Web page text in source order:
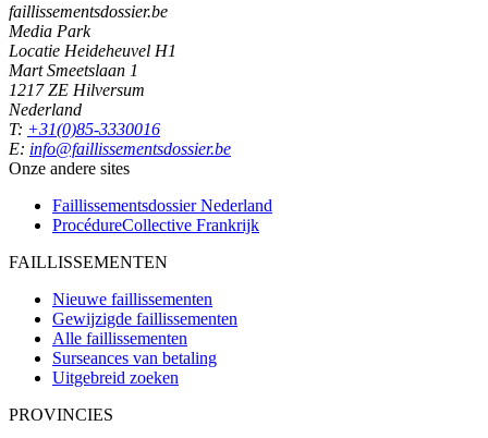
faillissementsdossier.be
Media Park
Locatie Heideheuvel H1
Mart Smeetslaan 1
1217 ZE Hilversum
Nederland
T: +31(0)85-3330016
E: info@faillissementsdossier.be
Onze andere sites
Faillissementsdossier Nederland
ProcédureCollective Frankrijk
FAILLISSEMENTEN
Nieuwe faillissementen
Gewijzigde faillissementen
Alle faillissementen
Surseances van betaling
Uitgebreid zoeken
PROVINCIES